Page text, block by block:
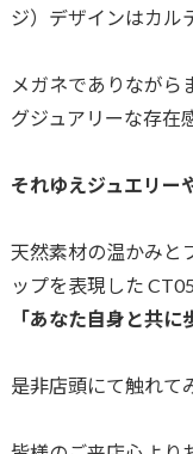
ジ）デザインはカル
メガネでありながら
グジュアリーな存在
それゆえジュエリー
天然素材の温かみと
ップを表現した
「あなた自身と共に
是非店頭にて触れて